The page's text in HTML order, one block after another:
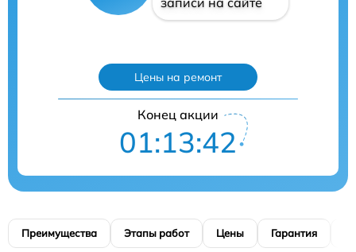
Цены на ремонт
Конец акции
01:13:41
Преимущества Этапы работ Цены Гарантия